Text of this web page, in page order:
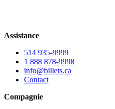
Assistance
514 935-9999
1 888 878-9998
info@billets.ca
Contact
Compagnie